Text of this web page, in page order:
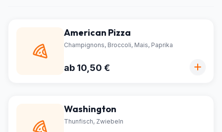
American Pizza
Champignons, Broccoli, Mais, Paprika
ab 10,50 €
Washington
Thunfisch, Zwiebeln